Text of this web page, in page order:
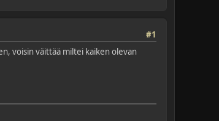
#1
voisin väittää miltei kaiken olevan